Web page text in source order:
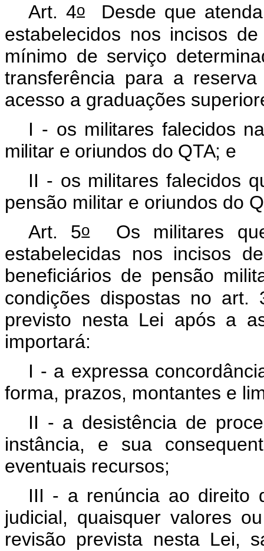
Art. 4o
Desde que
estabelecidos nos incisos
mínimo de serviço
transferência para a
acesso a graduações
I - os militares falecidos
militar e oriundos do QTA; e
II - os militares falecidos
pensão militar e oriundos do
Art. 5oOs militares que
estabelecidas nos incisos
beneficiários de pensão
condições dispostas no art.
previsto nesta Lei após a
importará:
I - a expressa
forma, prazos, montantes e
II - a desistência de
instância, e sua
eventuais recursos;
III - a renúncia ao direito
judicial, quaisquer valores
revisão prevista nesta Lei,